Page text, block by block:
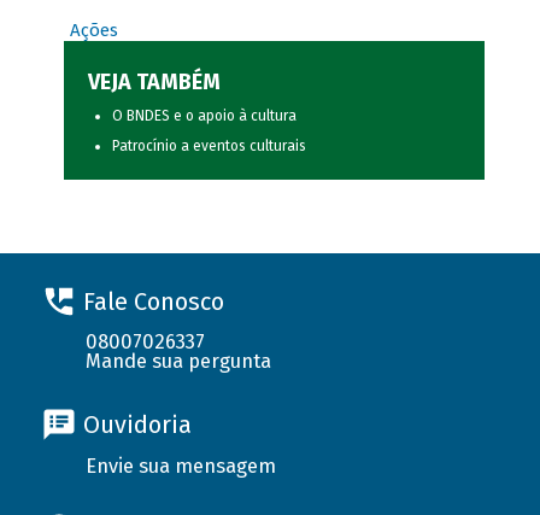
Ações
VEJA TAMBÉM
O BNDES e o apoio à cultura
Patrocínio a eventos culturais
Fale Conosco
08007026337
Mande sua pergunta
Ouvidoria
Envie sua mensagem